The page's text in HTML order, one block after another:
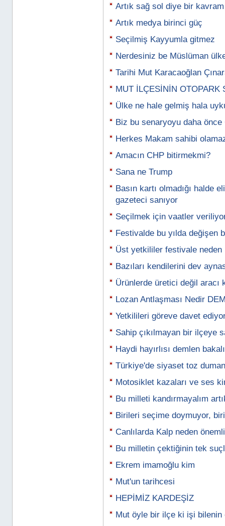
Artık sağ sol diye bir kavram
Artık medya birinci güç
Seçilmiş Kayyumla gitmez
Nerdesiniz be Müslüman
Tarihi Mut Karacaoğlan
MUT İLÇESİNİN OTOPARK
Ülke ne hale gelmiş hala
Biz bu senaryoyu daha önce
Herkes Makam sahibi
Amacın CHP bitirmekmi?
Sana ne Trump
Basın kartı olmadığı halde
gazeteci sanıyor
Seçilmek için vaatler
Festivalde bu yılda değişen
Üst yetkililer festivale neden
Bazıları kendilerini dev
Ürünlerde üretici değil aracı
Lozan Antlaşması Nedir
Yetkilileri göreve davet
Sahip çıkılmayan bir ilçeye
Haydi hayırlısı demlen
Türkiye'de siyaset toz duman
Motosiklet kazaları ve ses
Bu milleti kandırmayalım
Birileri seçime doymuyor,
Canlılarda Kalp neden
Bu milletin çektiğinin tek
Ekrem imamoğlu kim
Mut'un tarihcesi
HEPİMİZ KARDEŞİZ
Mut öyle bir ilçe ki işi bilenin